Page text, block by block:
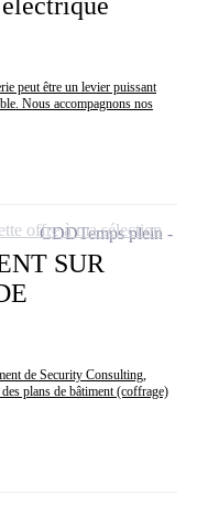
peut être un levier puissant
Nous accompagnons nos
SUR
de Security Consulting,
plans de bâtiment (coffrage)
CDDTemps plein
offre à ma sélection